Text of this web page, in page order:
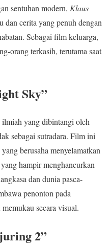
sentuhan modern, Klaus
dan cerita yang penuh dengan
Sebagai film keluarga,
orang terkasih, terutama saat
Sky”
yang dibintangi oleh
sebagai sutradara. Film ini
berusaha menyelamatkan
hampir menghancurkan
dan dunia pasca-
penonton pada
secara visual.
2”